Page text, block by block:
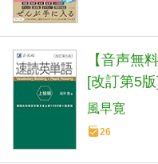
【音声無
[改訂第5
ルな英語力
風早寛
26